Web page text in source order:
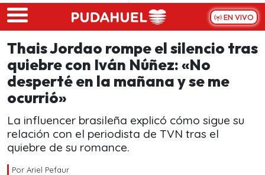
Skip to main content
EN VIVO
Thais Jordao rompe el silencio tras
quiebre con Iván Núñez: «No
desperté en la mañana y se me
ocurrió»
La influencer brasileña explicó cómo sigue su
relación con el periodista de TVN tras el
quiebre de su romance.
Por Ariel Pefaur